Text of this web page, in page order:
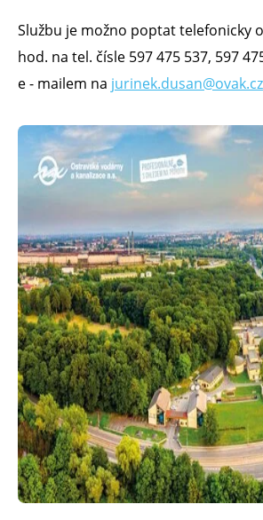
Službu je možno poptat telefonicky
hod. na tel. čísle 597 475 537, 597
e - mailem na jurinek.dusan@ovak.cz